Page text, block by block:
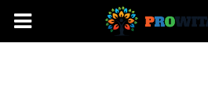
Prowital.pl